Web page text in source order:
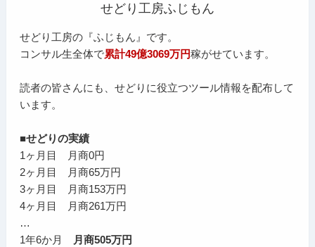
せどり工房ふじもん
せどり工房の『ふじもん』です。
コンサル生全体で累計49億3069万円稼がせています。
読者の皆さんにも、せどりに役立つツール情報を配布して
います。
■せどりの実績
1ヶ月目 月商0円
2ヶ月目 月商65万円
3ヶ月目 月商153万円
4ヶ月目 月商261万円
…
1年6か月
月商505万円